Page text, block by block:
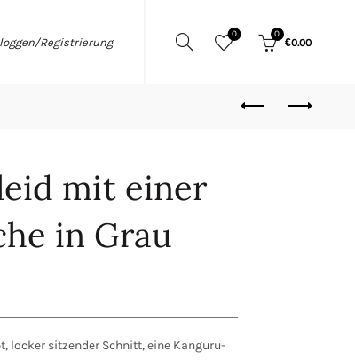
Registrierung
0 0
€0.00
mit einer
in Grau
locker sitzender Schnitt, eine Kanguru-